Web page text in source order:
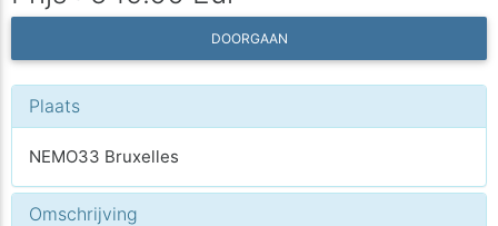
DOORGAAN
Plaats
NEMO33 Bruxelles
Omschrijving